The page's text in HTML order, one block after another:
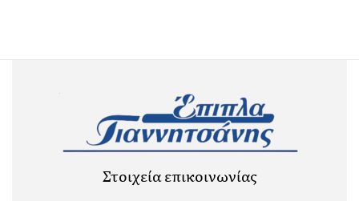
Στοιχεία επικοινωνίας